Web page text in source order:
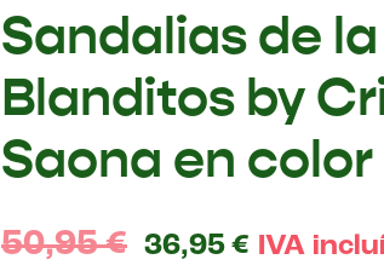
Sandalias de
Blanditos by
Saona en
50,95€ 36,95 € IVA